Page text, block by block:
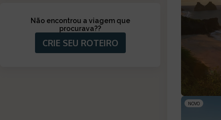
Não encontrou a viagem que
procurava??
CRIE SEU ROTEIRO
NOVO